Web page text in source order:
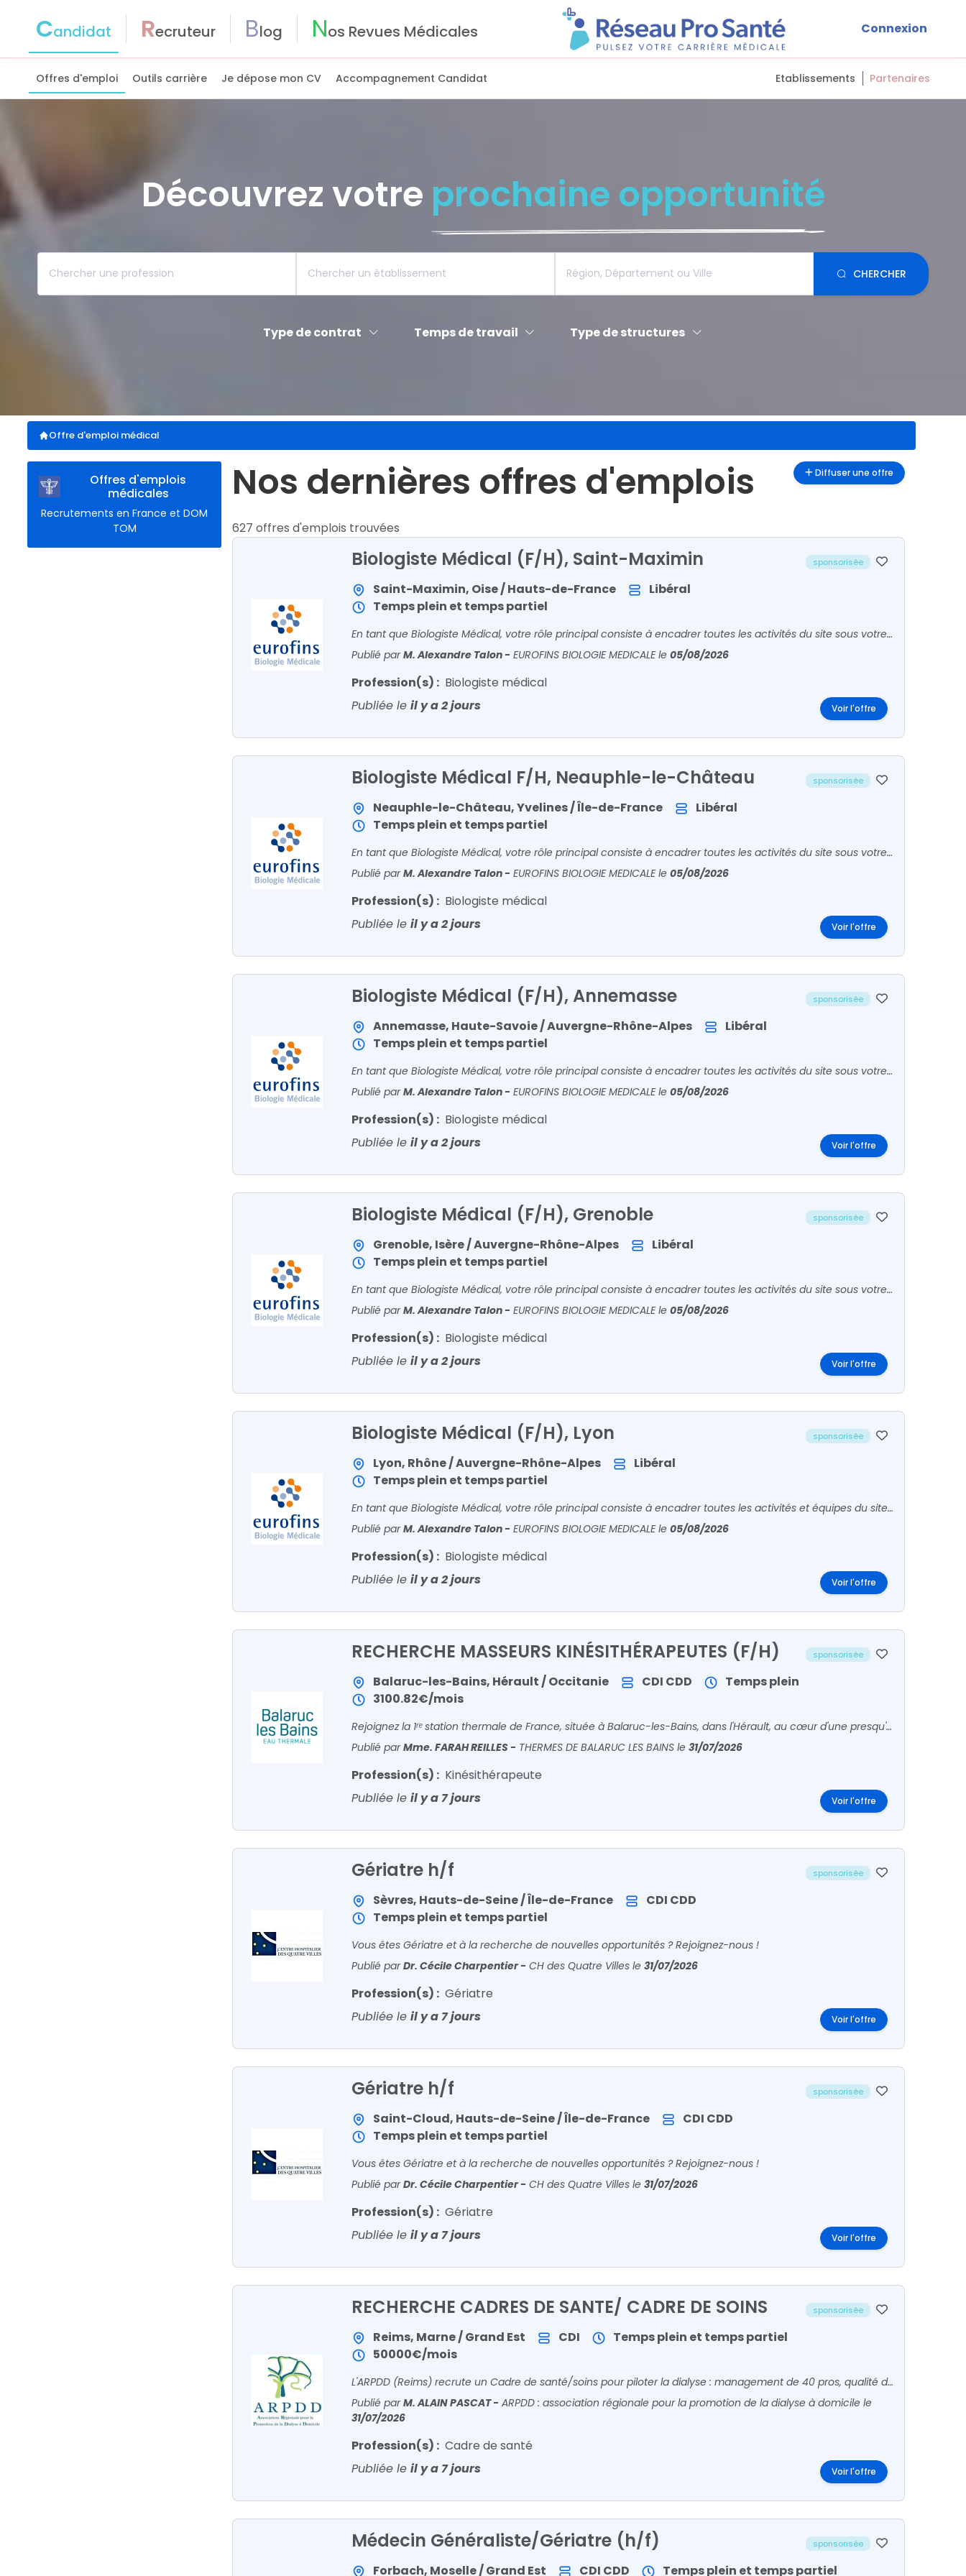
Candidat Recruteur Blog Nos Revues Médicales Connexion
Offres d'emploi Outils carrière Je dépose mon CV Accompagnement Candidat Etablissements Partenaires
Découvrez votre prochaine opportunité
CHERCHER
Type de contrat Temps de travail Type de structures
Offre d'emploi médical
offres d'emplois
médicales
Recrutements en France et DOM
TOM
nos dernières offres d'emplois Diffuser une offre
627 offres d'emplois trouvées
Biologiste Médical (F/H), Saint-Maximin sponsorisée
Saint-Maximin, Oise / Hauts-de-France
Libéral
Temps plein et temps partiel
En tant que Biologiste Médical, votre rôle principal consiste à encadrer toutes les activités du site sous votre responsabilité. Vous êtes en relation avec patients et confrères pour l'accueil
Publié parM. Alexandre Talon- EUROFINS BIOLOGIE MEDICALEle 05/08/2026
Profession(s) : Biologiste médical
Publiée le il y a 2 jours Voir l'offre
Biologiste Médical F/H, Neauphle-le-Château sponsorisée
Neauphle-le-Château, Yvelines / Île-de-France
Libéral
Temps plein et temps partiel
En tant que Biologiste Médical, votre rôle principal consiste à encadrer toutes les activités du site sous votre responsabilité. Vous êtes en relation avec patients et confrères pour l'accueil
Publié parM. Alexandre Talon- EUROFINS BIOLOGIE MEDICALEle 05/08/2026
Profession(s) : Biologiste médical
Publiée le il y a 2 jours Voir l'offre
Biologiste Médical (F/H), Annemasse sponsorisée
Annemasse, Haute-Savoie / Auvergne-Rhône-Alpes
Libéral
Temps plein et temps partiel
En tant que Biologiste Médical, votre rôle principal consiste à encadrer toutes les activités du site sous votre responsabilité. Vous êtes en relation avec patients et confrères pour l'accueil
Publié parM. Alexandre Talon- EUROFINS BIOLOGIE MEDICALEle 05/08/2026
Profession(s) : Biologiste médical
Publiée le il y a 2 jours Voir l'offre
Biologiste Médical (F/H), Grenoble sponsorisée
Grenoble, Isère / Auvergne-Rhône-Alpes
Libéral
Temps plein et temps partiel
En tant que Biologiste Médical, votre rôle principal consiste à encadrer toutes les activités du site sous votre responsabilité. Vous êtes en relation avec patients et confrères pour l'accueil
Publié parM. Alexandre Talon- EUROFINS BIOLOGIE MEDICALEle 05/08/2026
Profession(s) : Biologiste médical
Publiée le il y a 2 jours Voir l'offre
Biologiste Médical (F/H), Lyon sponsorisée
Lyon, Rhône / Auvergne-Rhône-Alpes
Libéral
Temps plein et temps partiel
En tant que Biologiste Médical, votre rôle principal consiste à encadrer toutes les activités et équipes du site sous votre responsabilité. Vous êtes en relation avec patients et confrères pou
Publié parM. Alexandre Talon- EUROFINS BIOLOGIE MEDICALEle 05/08/2026
Profession(s) : Biologiste médical
Publiée le il y a 2 jours Voir l'offre
RECHERCHE MASSEURS KINÉSITHÉRAPEUTES (F/H) sponsorisée
Balaruc-les-Bains, Hérault / Occitanie CDI CDD
Temps plein
3100.82€/mois
Rejoignez la 1ʳᵉ station thermale de France, située à Balaruc-les-Bains, dans l'Hérault, au cœur d'une presqu'île bordant le Bassin de Thau.
Publié parMme. FARAH REILLES- THERMES DE BALARUC LES BAINS le 31/07/2026
Profession(s) : Kinésithérapeute
Publiée le il y a 7 jours Voir l'offre
Gériatre h/f sponsorisée
Sèvres, Hauts-de-Seine / Île-de-France CDI CDD
Temps plein et temps partiel
Vous êtes Gériatre et à la recherche de nouvelles opportunités ? Rejoignez-nous !
Publié parDr. Cécile Charpentier- CH des Quatre Villes le 31/07/2026
Profession(s) : Gériatre
Publiée le il y a 7 jours Voir l'offre
Gériatre h/f sponsorisée
Saint-Cloud, Hauts-de-Seine / Île-de-France CDI CDD
Temps plein et temps partiel
Vous êtes Gériatre et à la recherche de nouvelles opportunités ? Rejoignez-nous !
Publié parDr. Cécile Charpentier- CH des Quatre Villes le 31/07/2026
Profession(s) : Gériatre
Publiée le il y a 7 jours Voir l'offre
RECHERCHE CADRES DE SANTE/ CADRE DE SOINS sponsorisée
Reims, Marne / Grand Est CDI
Temps plein et temps partiel
50000€/mois
L'ARPDD (Reims) recrute un Cadre de santé/soins pour piloter la dialyse : management de 40 pros, qualité des soins, projets. 50k€/an, autonomie, structure associative.
Publié parM. ALAIN PASCAT- ARPDD : association régionale pour la promotion de la dialyse à domicile le
31/07/2026
Profession(s) : Cadre de santé
Publiée le il y a 7 jours Voir l'offre
Médecin Généraliste/Gériatre (h/f) sponsorisée
Forbach, Moselle / Grand Est CDI CDD Temps plein et temps partiel